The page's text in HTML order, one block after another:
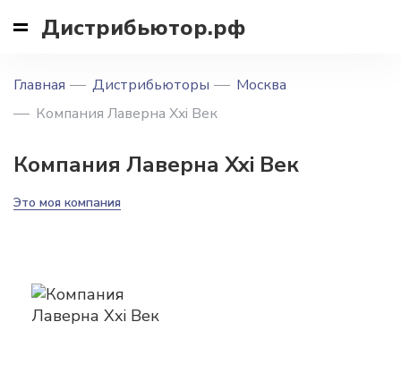
Дистрибьютор.рф
Главная Дистрибьюторы
Москва
Компания Лаверна Xxi Век
Компания Лаверна Xxi Век
Это моя компания